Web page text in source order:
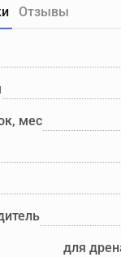
Отзывы
мес
для